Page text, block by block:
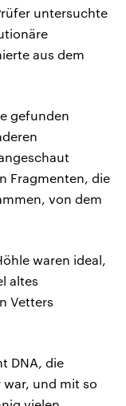
untersuchte
aus dem
gefunden
Fragmenten, die
von dem
waren ideal,
altes
Vetters
DNA, die
und mit so